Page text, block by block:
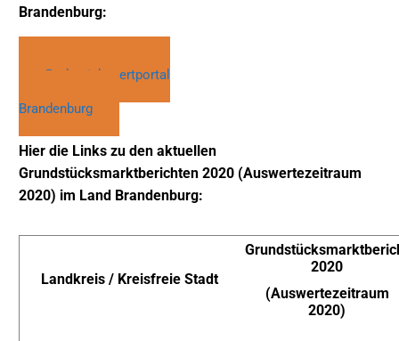
Brandenburg:
Bodenrichtwertportal
Brandenburg
Hier die Links zu den aktuellen
Grundstücksmarktberichten 2020 (Auswertezeitraum
2020) im Land Brandenburg:
Landkreis / Kreisfreie Stadt
2020
(Auswertezeitraum
2020)